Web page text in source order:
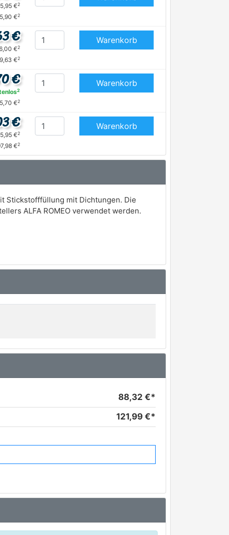
€2
€2
€
€2
€2
Warenkorb
€
2
€2
Warenkorb
€
€2
€2
Warenkorb
Stickstofffüllung mit Dichtungen. Die
ALFA ROMEO verwendet werden.
88,32 €*
121,99 €*